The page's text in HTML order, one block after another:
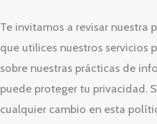
Te invitamos a revisar nuestra
que utilices nuestros servicios
sobre nuestras prácticas de
puede proteger tu privacidad.
cualquier cambio en esta